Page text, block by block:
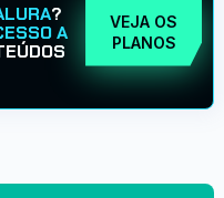
?
A
VEJA OS
PLANOS